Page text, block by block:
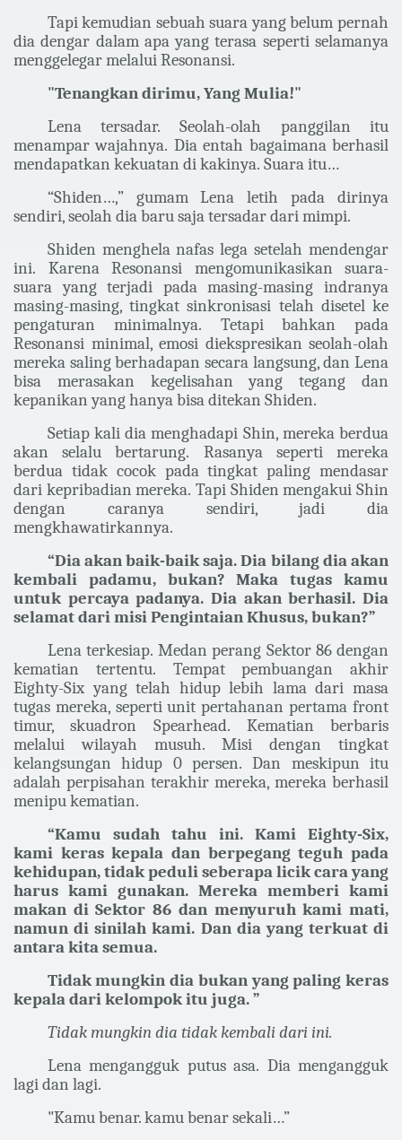
Tapi kemudian sebuah suara yang belum pernah
dia dengar dalam apa yang terasa seperti selamanya
menggelegar melalui Resonansi.
"Tenangkan dirimu, Yang Mulia!"
Lena tersadar. Seolah-olah panggilan itu
menampar wajahnya. Dia entah bagaimana berhasil
mendapatkan kekuatan di kakinya. Suara itu…
“Shiden…,” gumam Lena letih pada dirinya
sendiri, seolah dia baru saja tersadar dari mimpi.
Shiden menghela nafas lega setelah mendengar
ini. Karena Resonansi mengomunikasikan suara-
suara yang terjadi pada masing-masing indranya
masing-masing, tingkat sinkronisasi telah disetel ke
pengaturan minimalnya. Tetapi bahkan pada
Resonansi minimal, emosi diekspresikan seolah-olah
mereka saling berhadapan secara langsung, dan Lena
bisa merasakan kegelisahan yang tegang dan
kepanikan yang hanya bisa ditekan Shiden.
Setiap kali dia menghadapi Shin, mereka berdua
akan selalu bertarung. Rasanya seperti mereka
berdua tidak cocok pada tingkat paling mendasar
dari kepribadian mereka. Tapi Shiden mengakui Shin
dengan caranya sendiri, jadi dia
mengkhawatirkannya.
“Dia akan baik-baik saja. Dia bilang dia akan
kembali padamu, bukan? Maka tugas kamu
untuk percaya padanya. Dia akan berhasil. Dia
selamat dari misi Pengintaian Khusus, bukan?”
Lena terkesiap. Medan perang Sektor 86 dengan
kematian tertentu. Tempat pembuangan akhir
Eighty-Six yang telah hidup lebih lama dari masa
tugas mereka, seperti unit pertahanan pertama front
timur, skuadron Spearhead. Kematian berbaris
melalui wilayah musuh. Misi dengan tingkat
kelangsungan hidup 0 persen. Dan meskipun itu
adalah perpisahan terakhir mereka, mereka berhasil
menipu kematian.
“Kamu sudah tahu ini. Kami Eighty-Six,
kami keras kepala dan berpegang teguh pada
kehidupan, tidak peduli seberapa licik cara yang
harus kami gunakan. Mereka memberi kami
makan di Sektor 86 dan menyuruh kami mati,
namun di sinilah kami. Dan dia yang terkuat di
antara kita semua.
Tidak mungkin dia bukan yang paling keras
kepala dari kelompok itu juga. ”
Tidak mungkin dia tidak kembali dari ini.
Lena mengangguk putus asa. Dia mengangguk
lagi dan lagi.
"Kamu benar. kamu benar sekali…”